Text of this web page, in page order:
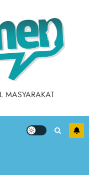
MASYARAKAT